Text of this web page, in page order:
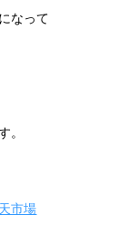
なって
。
市場